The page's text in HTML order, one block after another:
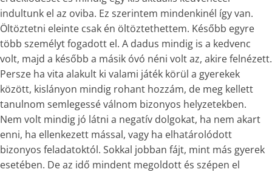
indultunk el az oviba. Ez szerintem mindenkinél így van.
Öltöztetni eleinte csak én öltöztethettem. Később egyre
több személyt fogadott el. A dadus mindig is a kedvenc
volt, majd a később a másik óvó néni volt az, akire felnézett.
Persze ha vita alakult ki valami játék körül a gyerekek
között, kislányon mindig rohant hozzám, de meg kellett
tanulnom semlegessé válnom bizonyos helyzetekben.
Nem volt mindig jó látni a negatív dolgokat, ha nem akart
enni, ha ellenkezett mással, vagy ha elhatárolódott
bizonyos feladatoktól. Sokkal jobban fájt, mint más gyerek
esetében. De az idő mindent megoldott és szépen el